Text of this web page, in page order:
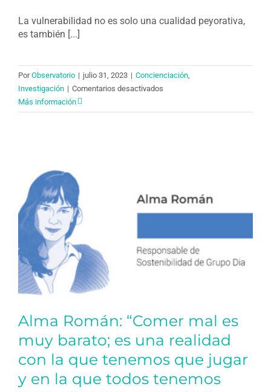
La vulnerabilidad no es solo una cualidad peyorativa,
es también [...]
PorObservatorio | julio 31, 2023 | Concienciación
Investigación | Comentarios desactivados
sobre
Más información
Alma Román: “Comer mal es
muy barato; es una realidad
con la que tenemos que jugar
y en la que todos tenemos